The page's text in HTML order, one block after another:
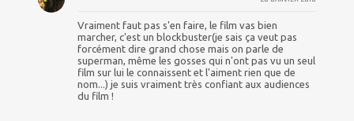
Vraiment faut pas s'en faire, le film vas bien
marcher, c'est un blockbuster(je sais ça veut pas
forcément dire grand chose mais on parle de
superman, même les gosses qui n'ont pas vu un seul
film sur lui le connaissent et l'aiment rien que de
nom...) je suis vraiment très confiant aux audiences
du film !